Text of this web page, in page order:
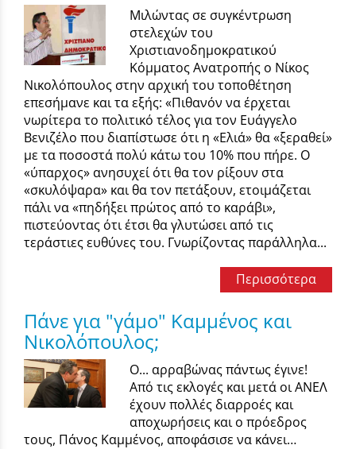
Μιλώντας σε συγκέντρωση
στελεχών του
Χριστιανοδημοκρατικού
Κόμματος Ανατροπής ο Νίκος
Νικολόπουλος στην αρχική του τοποθέτηση
επεσήμανε και τα εξής: «Πιθανόν να έρχεται
νωρίτερα το πολιτικό τέλος για τον Ευάγγελο
Βενιζέλο που διαπίστωσε ότι η «Ελιά» θα «ξεραθεί»
με τα ποσοστά πολύ κάτω του 10% που πήρε. Ο
«ύπαρχος» ανησυχεί ότι θα τον ρίξουν στα
«σκυλόψαρα» και θα τον πετάξουν, ετοιμάζεται
πάλι να «πηδήξει πρώτος από το καράβι»,
πιστεύοντας ότι έτσι θα γλυτώσει από τις
τεράστιες ευθύνες του. Γνωρίζοντας παράλληλα...
Περισσότερα
Πάνε για "γάμο" Καμμένος και
Νικολόπουλος;
Ο... αρραβώνας πάντως έγινε!
Από τις εκλογές και μετά οι ΑΝΕΛ
έχουν πολλές διαρροές και
αποχωρήσεις και ο πρόεδρος
τους, Πάνος Καμμένος, αποφάσισε να κάνει…